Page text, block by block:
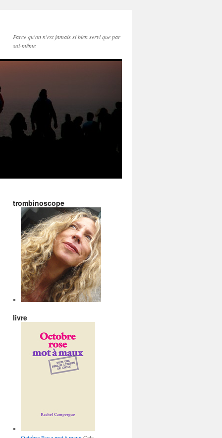
Parce qu'on n'est jamais si bien servi que par
soi-même
trombinoscope
livre